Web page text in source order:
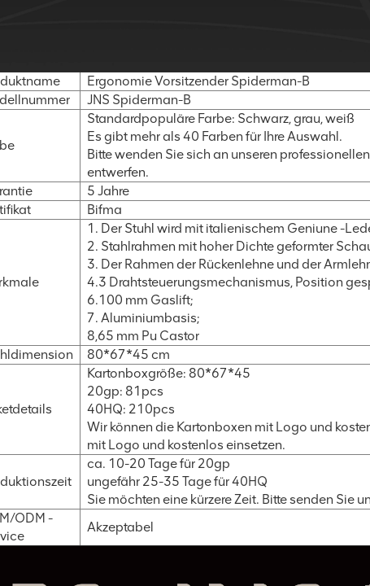
Ergonomie Vorsitzender Spiderman-B
JNS Spiderman-B
Standardpopuläre Farbe: Schwarz, grau, weiß
Es gibt mehr als 40 Farben für Ihre Auswahl.
Bitte wenden Sie sich an unseren
entwerfen.
5 Jahre
Bifma
1. Der Stuhl wird mit italienischem Geniune -
2. Stahlrahmen mit hoher Dichte geformter
3. Der Rahmen der Rückenlehne und der
4.3 Drahtsteuerungsmechanismus, Position
6.100 mm Gaslift;
7. Aluminiumbasis;
8,65 mm Pu Castor
80*67*45 cm
Kartonboxgröße: 80*67*45
20gp: 81pcs
40HQ: 210pcs
Wir können die Kartonboxen mit Logo und
mit Logo und kostenlos einsetzen.
ca. 10-20 Tage für 20gp
ungefähr 25-35 Tage für 40HQ
Sie möchten eine kürzere Zeit. Bitte senden Sie
ODM -
Akzeptabel